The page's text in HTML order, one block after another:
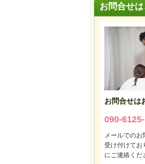
お問合せ
お問合せは
090-
メールでのお
受け付けてお
にご連絡くだ